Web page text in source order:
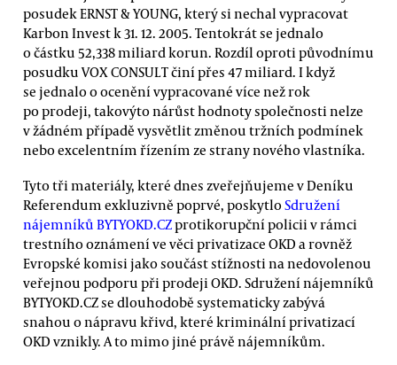
posudek ERNST & YOUNG, který si nechal vypracovat
Karbon Invest k 31. 12. 2005. Tentokrát se jednalo
o částku 52,338 miliard korun. Rozdíl oproti původnímu
posudku VOX CONSULT činí přes 47 miliard. I když
se jednalo o ocenění vypracované více než rok
po prodeji, takovýto nárůst hodnoty společnosti nelze
v žádném případě vysvětlit změnou tržních podmínek
nebo excelentním řízením ze strany nového vlastníka.
Tyto tři materiály, které dnes zveřejňujeme v Deníku
Referendum exkluzivně poprvé, poskytloSdružení
nájemníků BYTYOKD.CZprotikorupční policii v rámci
trestního oznámení ve věci privatizace OKD a rovněž
Evropské komisi jako součást stížnosti na nedovolenou
veřejnou podporu při prodeji OKD. Sdružení nájemníků
BYTYOKD.CZ se dlouhodobě systematicky zabývá
snahou o nápravu křivd, které kriminální privatizací
OKD vznikly. A to mimo jiné právě nájemníkům.